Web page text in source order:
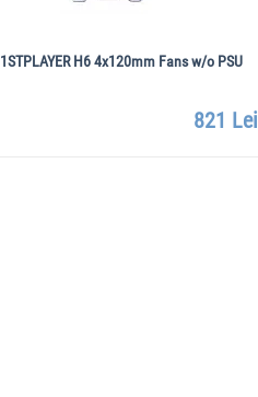
H6 4x120mm Fans w/o PSU
821 Lei